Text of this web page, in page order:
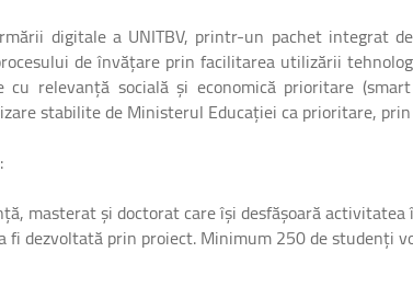
digitale a UNITBV, printr-un pachet integrat
de învățare prin facilitarea utilizării
relevanță socială și economică prioritare
stabilite de Ministerul Educației ca prioritare,
masterat și doctorat care își desfășoară
dezvoltată prin proiect. Minimum 250 de studenți